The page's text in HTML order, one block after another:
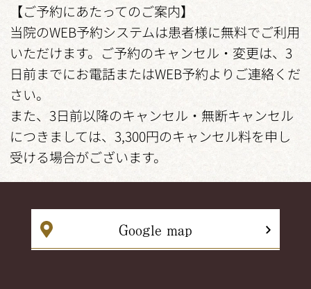
【ご予約にあたってのご案内】
当院のWEB予約システムは患者様に無料でご利用
いただけます。ご予約のキャンセル・変更は、3
日前までにお電話またはWEB予約よりご連絡くだ
さい。
また、3日前以降のキャンセル・無断キャンセル
につきましては、3,300円のキャンセル料を申し
受ける場合がございます。
Google map